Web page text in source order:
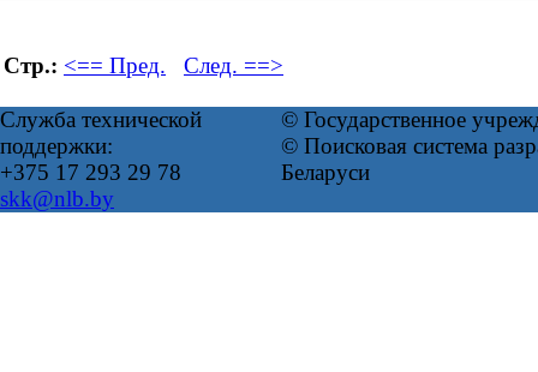
Стр.: <== Пред. След. ==>
Служба технической
поддержки:
+375 17 293 29 78
skk@nlb.by
© Государственное
© Поисковая система
Беларуси